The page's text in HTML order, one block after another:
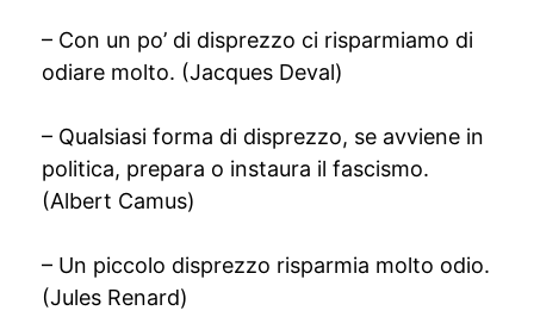
– Con un po’ di disprezzo ci risparmiamo di
odiare molto. (Jacques Deval)
– Qualsiasi forma di disprezzo, se avviene in
politica, prepara o instaura il fascismo.
(Albert Camus)
– Un piccolo disprezzo risparmia molto odio.
(Jules Renard)